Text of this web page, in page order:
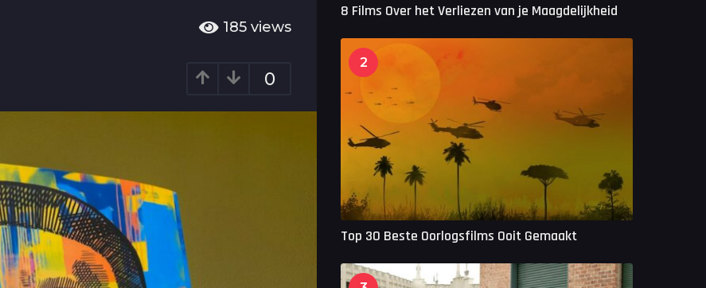
185 views
0
8 Films Over het Verliezen van je Maagdelijkheid
2
Top 30 Beste Oorlogsfilms Ooit Gemaakt